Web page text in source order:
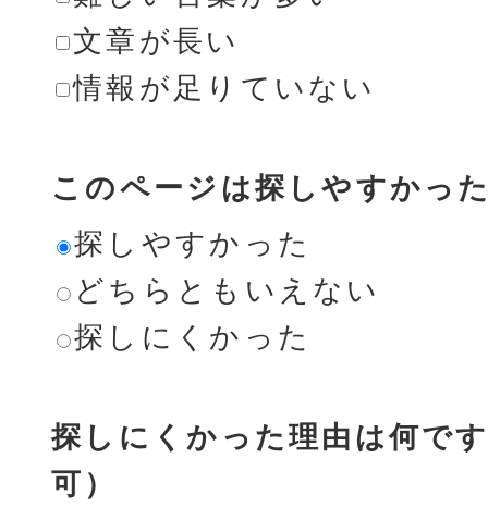
文章が長い
情報が足りていない
このページは探しやすかっ
探しやすかった
どちらともいえない
探しにくかった
探しにくかった理由は何で
可）